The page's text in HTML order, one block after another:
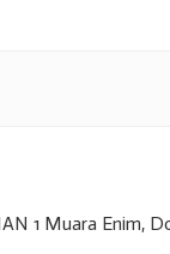
1 Muara Enim,